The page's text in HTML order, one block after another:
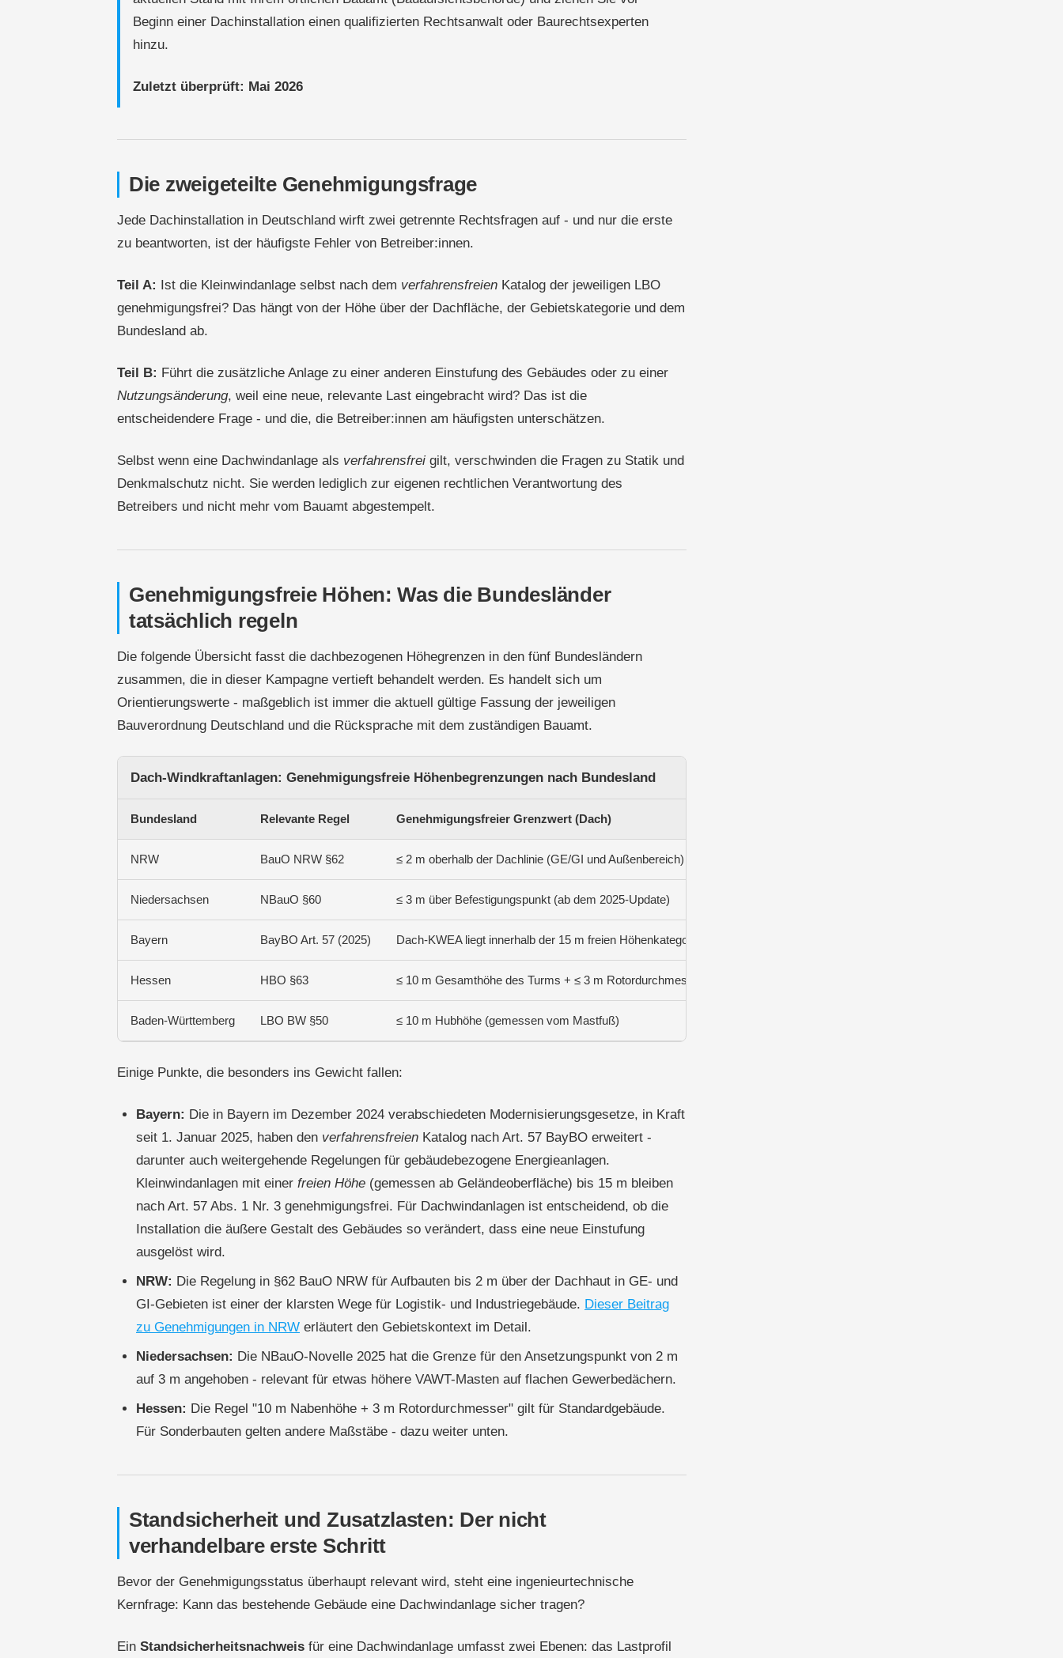
Beginn einer Dachinstallation einen qualifizierten Rechtsanwalt oder Baurechtsexperten
hinzu.
Zuletzt überprüft: Mai 2026
Die zweigeteilte Genehmigungsfrage
Jede Dachinstallation in Deutschland wirft zwei getrennte Rechtsfragen auf - und nur die erste
zu beantworten, ist der häufigste Fehler von Betreiber:innen.
Teil A: Ist die Kleinwindanlage selbst nach dem verfahrensfreien Katalog der jeweiligen LBO
genehmigungsfrei? Das hängt von der Höhe über der Dachfläche, der Gebietskategorie und dem
Bundesland ab.
Teil B: Führt die zusätzliche Anlage zu einer anderen Einstufung des Gebäudes oder zu einer
Nutzungsänderung, weil eine neue, relevante Last eingebracht wird? Das ist die
entscheidendere Frage - und die, die Betreiber:innen am häufigsten unterschätzen.
Selbst wenn eine Dachwindanlage als verfahrensfrei gilt, verschwinden die Fragen zu Statik und
Denkmalschutz nicht. Sie werden lediglich zur eigenen rechtlichen Verantwortung des
Betreibers und nicht mehr vom Bauamt abgestempelt.
Genehmigungsfreie Höhen: Was die Bundesländer
tatsächlich regeln
Die folgende Übersicht fasst die dachbezogenen Höhegrenzen in den fünf Bundesländern
zusammen, die in dieser Kampagne vertieft behandelt werden. Es handelt sich um
Orientierungswerte - maßgeblich ist immer die aktuell gültige Fassung der jeweiligen
Bauverordnung Deutschland und die Rücksprache mit dem zuständigen Bauamt.
Dach-Windkraftanlagen: Genehmigungsfreie Höhenbegrenzungen nach Bundesland
Bundesland Relevante Regel Genehmigungsfreier Grenzwert (Dach)
NRW BauO NRW §62 ≤ 2 m oberhalb der Dachlinie (GE/GI und Außenbereich)
Niedersachsen NBauO §60 ≤ 3 m über Befestigungspunkt (ab dem 2025-Update)
Bayern BayBO Art. 57 (2025) Dach-KWEA liegt innerhalb der 15 m freien Höhenkategorie für Freistehende; die dachspezifische Regel verweist auf die
Hessen HBO §63 ≤ 10 m Gesamthöhe des Turms + ≤ 3 m Rotordurchmesser (Standardgebäude)
Baden-Württemberg LBO BW §50 ≤ 10 m Hubhöhe (gemessen vom Mastfuß)
Einige Punkte, die besonders ins Gewicht fallen:
Bayern: Die in Bayern im Dezember 2024 verabschiedeten Modernisierungsgesetze, in Kraft
seit 1. Januar 2025, haben den verfahrensfreien Katalog nach Art. 57 BayBO erweitert -
darunter auch weitergehende Regelungen für gebäudebezogene Energieanlagen.
Kleinwindanlagen mit einer freien Höhe (gemessen ab Geländeoberfläche) bis 15 m bleiben
nach Art. 57 Abs. 1 Nr. 3 genehmigungsfrei. Für Dachwindanlagen ist entscheidend, ob die
Installation die äußere Gestalt des Gebäudes so verändert, dass eine neue Einstufung
ausgelöst wird.
NRW: Die Regelung in §62 BauO NRW für Aufbauten bis 2 m über der Dachhaut in GE- und
GI-Gebieten ist einer der klarsten Wege für Logistik- und Industriegebäude. Dieser Beitrag
zu Genehmigungen in NRW erläutert den Gebietskontext im Detail.
Niedersachsen: Die NBauO-Novelle 2025 hat die Grenze für den Ansetzungspunkt von 2 m
auf 3 m angehoben - relevant für etwas höhere VAWT-Masten auf flachen Gewerbedächern.
Hessen: Die Regel "10 m Nabenhöhe + 3 m Rotordurchmesser" gilt für Standardgebäude.
Für Sonderbauten gelten andere Maßstäbe - dazu weiter unten.
Standsicherheit und Zusatzlasten: Der nicht
verhandelbare erste Schritt
Bevor der Genehmigungsstatus überhaupt relevant wird, steht eine ingenieurtechnische
Kernfrage: Kann das bestehende Gebäude eine Dachwindanlage sicher tragen?
Ein Standsicherheitsnachweis für eine Dachwindanlage umfasst zwei Ebenen: das Lastprofil